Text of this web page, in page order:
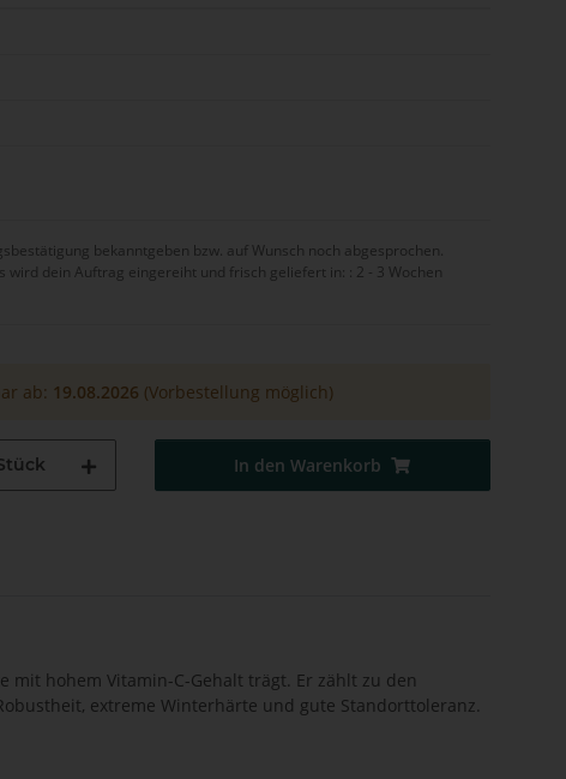
bekanntgeben bzw. auf Wunsch noch abgesprochen.
wird dein Auftrag eingereiht und frisch geliefert in: : 2 - 3 Wochen
ab: 19.08.2026 (Vorbestellung möglich)
In den Warenkorb
mit hohem Vitamin-C-Gehalt trägt. Er zählt zu den
extreme Winterhärte und gute Standorttoleranz.